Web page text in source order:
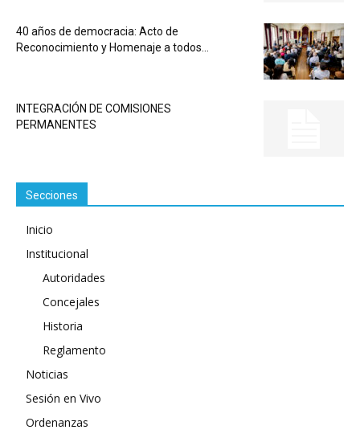
40 años de democracia: Acto de
Reconocimiento y Homenaje a todos...
INTEGRACIÓN DE COMISIONES
PERMANENTES
Secciones
Inicio
Institucional
Autoridades
Concejales
Historia
Reglamento
Noticias
Sesión en Vivo
Ordenanzas